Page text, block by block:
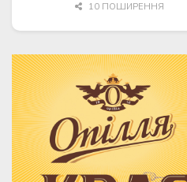
10 ПОШИРЕННЯ